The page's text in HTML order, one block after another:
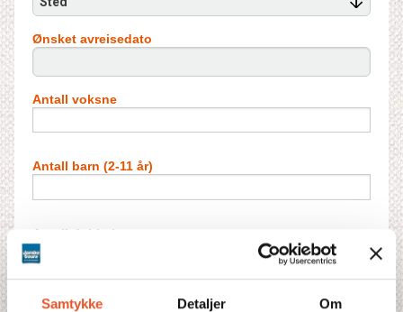
Samtykke Detaljer Om
Ønsket avreisedato
Antall voksne
Antall barn (2-11 år)
Antall dobbeltrom
Antall barn i ekstraseng**